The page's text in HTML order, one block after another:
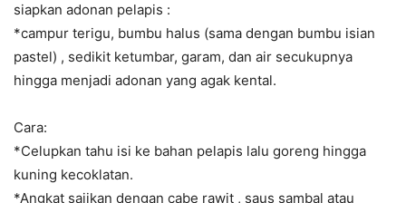
siapkan adonan pelapis :
*campur terigu, bumbu halus (sama dengan bumbu isian
pastel) , sedikit ketumbar, garam, dan air secukupnya
hingga menjadi adonan yang agak kental.
Cara:
*Celupkan tahu isi ke bahan pelapis lalu goreng hingga
kuning kecoklatan.
*Angkat sajikan dengan cabe rawit , saus sambal atau